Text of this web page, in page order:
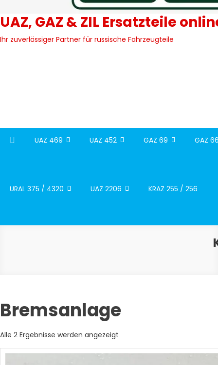
UAZ, GAZ & ZIL Ersatzteile
Ihr zuverlässiger Partner für russische Fahrzeugteile
UAZ 469 UAZ 452 GAZ 69 GAZ
URAL 375 / 4320 UAZ 2206 KRAZ 255 / 256
Bremsanlage
Alle 2 Ergebnisse werden angezeigt
Aktualität